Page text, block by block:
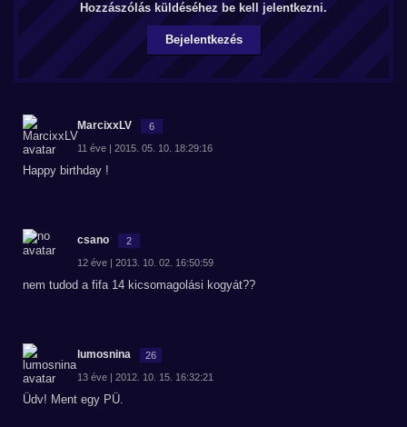
Hozzászólás küldéséhez be kell jelentkezni.
Bejelentkezés
MarcixxLV 6
11 éve | 2015. 05. 10. 18:29:16
Happy birthday !
csano 2
12 éve | 2013. 10. 02. 16:50:59
nem tudod a fifa 14 kicsomagolási kogyát??
lumosnina 26
13 éve | 2012. 10. 15. 16:32:21
Üdv! Ment egy PÜ.